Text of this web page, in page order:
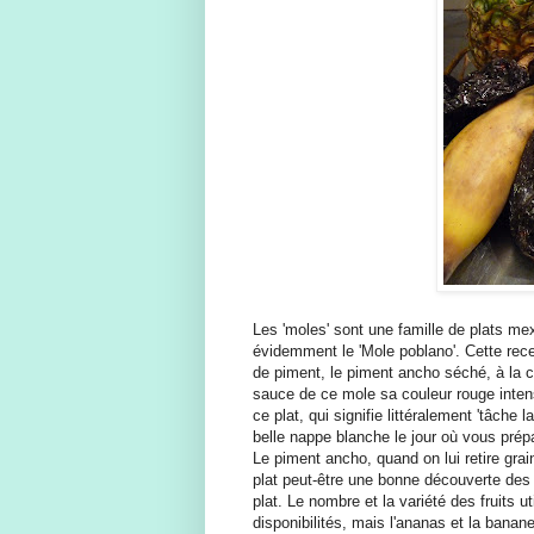
Les 'moles' sont une famille de plats
évidemment le 'Mole poblano'. Cette
de piment, le piment ancho séché, à la
sauce de ce mole sa couleur rouge
ce plat, qui signifie littéralement 'tâche
belle nappe blanche le jour où vous
Le piment ancho, quand on lui retire
plat peut-être une bonne découverte
plat. Le nombre et la variété des fruits
disponibilités, mais l'ananas et la